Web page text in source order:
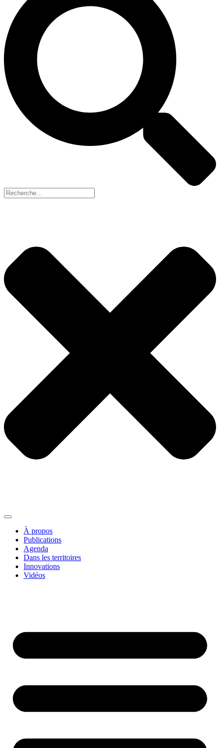
À propos
Publications
Agenda
Dans les territoires
Innovations
Vidéos